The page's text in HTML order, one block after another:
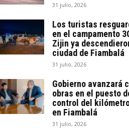
31 julio, 2026
Los turistas
en el campamento
Zijin ya
ciudad de Fiambalá
31 julio, 2026
Gobierno avanzará
obras en el puesto
control del
en Fiambalá
31 julio, 2026